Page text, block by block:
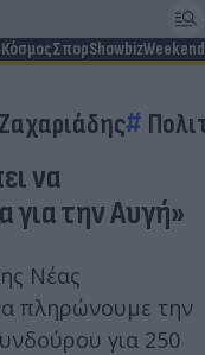
ΚόσμοςΣπορShowbizWeekend
να
για την Αυγή»
Νέας
πληρώνουμε την
για 250